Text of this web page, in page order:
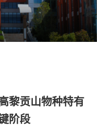
黎贡山物种特有
阶段